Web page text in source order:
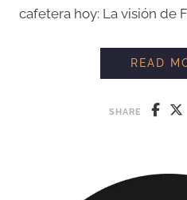
cafetera hoy: La visión de
READ
SHARE